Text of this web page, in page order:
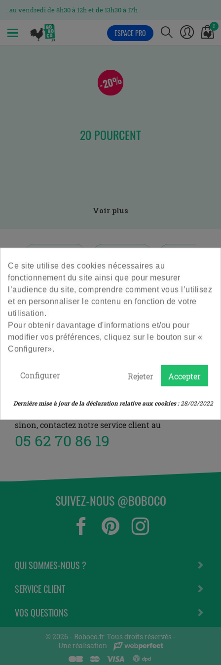
vendredi de 8h30 à 12h et de 13h30 à 17h
0
ESPACE PRO
20 POURCENT
Voir plus
 
Veuillez nous excuser pour le désagrément.
Effectuez une nouvelle recherche
ou aller directement sur l'une de ces pages :
sinon, contactez notre service client au
05 62 70 86 19
QUI SOMMES-NOUS ?
SERVICE CLIENT
VOS QUESTIONS
SUIVEZ-NOUS @BOBOCO
© 2026 - Boboco.fr Tous droits réservés -
Une réalisation
Ce site utilise des cookies nécessaires au
fonctionnement du site ainsi que pour mesurer
l’audience du site, comprendre comment vous l’utilisez
et en personnaliser le contenu en fonction de votre
utilisation.
Pour obtenir davantage d'informations et/ou pour
modifier vos préférences, cliquez sur le bouton sur «
Configurer».
Accepter
Rejeter
Configurer
Dernière mise à jour de la déclaration relative aux cookies :28/02/2022